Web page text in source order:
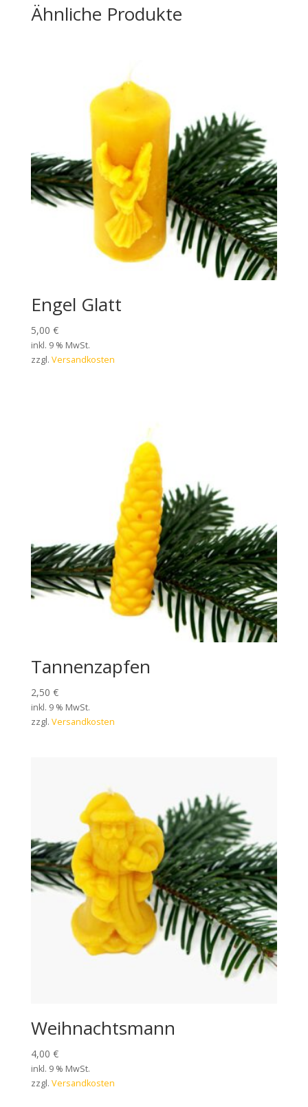
Ähnliche Produkte
Engel Glatt
5,00 €
inkl. 9 % MwSt.
zzgl. Versandkosten
Tannenzapfen
2,50 €
inkl. 9 % MwSt.
zzgl. Versandkosten
Weihnachtsmann
4,00 €
inkl. 9 % MwSt.
zzgl. Versandkosten